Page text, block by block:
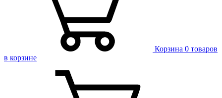
Корзина 0 товаров
в корзине